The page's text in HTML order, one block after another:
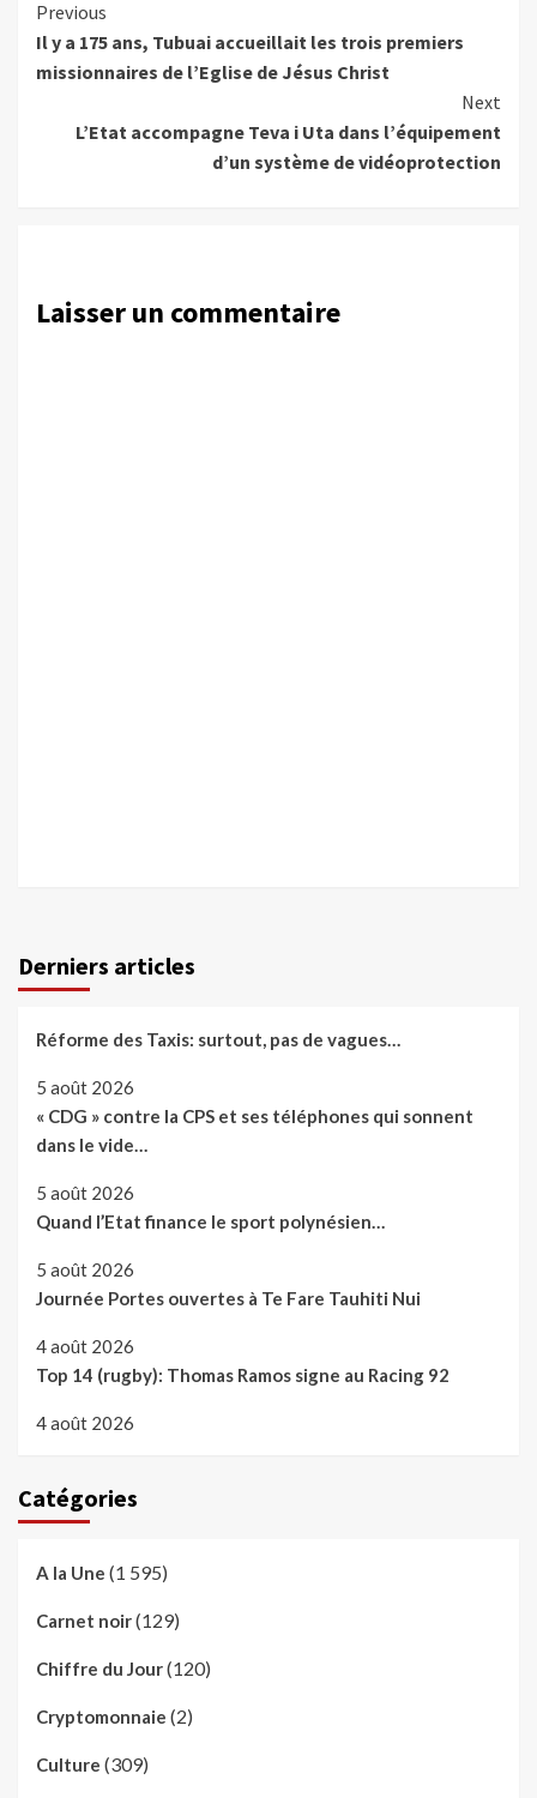
Continue
Reading
Previous
Il y a 175 ans, Tubuai accueillait les trois premiers
missionnaires de l’Eglise de Jésus Christ
Next
L’Etat accompagne Teva i Uta dans l’équipement
d’un système de vidéoprotection
Laisser un commentaire
Derniers articles
Réforme des Taxis: surtout, pas de vagues…
5 août 2026
« CDG » contre la CPS et ses téléphones qui sonnent
dans le vide…
5 août 2026
Quand l’Etat finance le sport polynésien…
5 août 2026
Journée Portes ouvertes à Te Fare Tauhiti Nui
4 août 2026
Top 14 (rugby): Thomas Ramos signe au Racing 92
4 août 2026
Catégories
A la Une (1 595)
Carnet noir(129)
Chiffre du Jour(120)
Cryptomonnaie (2)
Culture (309)